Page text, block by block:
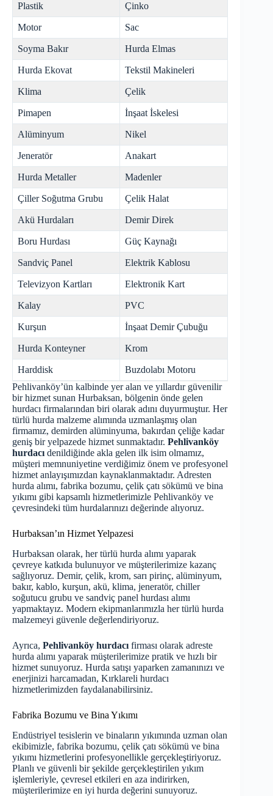
Plastik Çinko
Motor Sac
Soyma Bakır Hurda Elmas
Hurda Ekovat Tekstil Makineleri
Klima Çelik
Pimapen İnşaat İskelesi
Alüminyum Nikel
Jeneratör Anakart
Hurda Metaller Madenler
Çiller Soğutma Grubu Çelik Halat
Akü Hurdaları Demir Direk
Boru Hurdası Güç Kaynağı
Sandviç Panel Elektrik Kablosu
Televizyon Kartları Elektronik Kart
Kalay PVC
Kurşun İnşaat Demir Çubuğu
Hurda Konteyner Krom
Harddisk
Buzdolabı Motoru
Pehlivanköy’ün kalbinde yer alan ve yıllardır güvenilir
bir hizmet sunan Hurbaksan, bölgenin önde gelen
hurdacı firmalarından biri olarak adını duyurmuştur. Her
türlü hurda malzeme alımında uzmanlaşmış olan
firmamız, demirden alüminyuma, bakırdan çeliğe kadar
geniş bir yelpazede hizmet sunmaktadır. Pehlivanköy
hurdacı denildiğinde akla gelen ilk isim olmamız,
müşteri memnuniyetine verdiğimiz önem ve profesyonel
hizmet anlayışımızdan kaynaklanmaktadır. Adresten
hurda alımı, fabrika bozumu, çelik çatı sökümü ve bina
yıkımı gibi kapsamlı hizmetlerimizle Pehlivanköy ve
çevresindeki tüm hurdalarınızı değerinde alıyoruz.
Hurbaksan’ın Hizmet Yelpazesi
Hurbaksan olarak, her türlü hurda alımı yaparak
çevreye katkıda bulunuyor ve müşterilerimize kazanç
sağlıyoruz. Demir, çelik, krom, sarı pirinç, alüminyum,
bakır, kablo, kurşun, akü, klima, jeneratör, chiller
soğutucu grubu ve sandviç panel hurdası alımı
yapmaktayız. Modern ekipmanlarımızla her türlü hurda
malzemeyi güvenle değerlendiriyoruz.
Ayrıca, Pehlivanköy hurdacı firması olarak adreste
hurda alımı yaparak müşterilerimize pratik ve hızlı bir
hizmet sunuyoruz. Hurda satışı yaparken zamanınızı ve
enerjinizi harcamadan, Kırklareli hurdacı
hizmetlerimizden faydalanabilirsiniz.
Fabrika Bozumu ve Bina Yıkımı
Endüstriyel tesislerin ve binaların yıkımında uzman olan
ekibimizle, fabrika bozumu, çelik çatı sökümü ve bina
yıkımı hizmetlerini profesyonellikle gerçekleştiriyoruz.
Planlı ve güvenli bir şekilde gerçekleştirilen yıkım
işlemleriyle, çevresel etkileri en aza indirirken,
müşterilerimize en iyi hurda değerini sunuyoruz.